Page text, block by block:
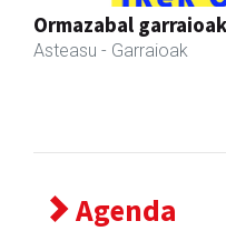
Urrats inprimategia
Andoain - Inprimategiak
Agenda